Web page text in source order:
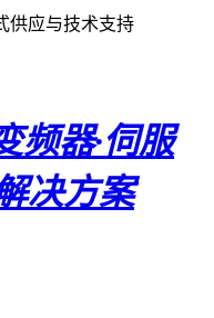
供应与技术支持
频器·伺服
决方案